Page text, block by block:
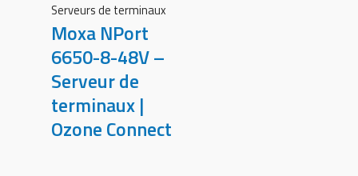
Serveurs de terminaux
Moxa NPort
6650-8-48V –
Serveur de
terminaux |
Ozone Connect